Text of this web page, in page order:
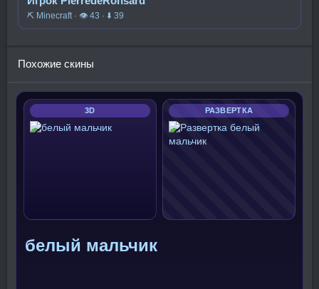
⛏️ Minecraft · 👁 43 · ⬇ 39
Похожие скины
3D РАЗВЕРТКА
белый мальчик